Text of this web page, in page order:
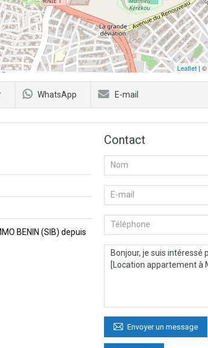
Leaflet| ©
WhatsApp E-mail
BENIN (SIB) depuis
Contact
Envoyer un message